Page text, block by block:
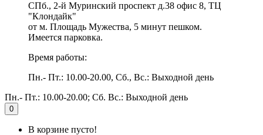
СПб., 2-й Муринский проспект д.38 офис 8, ТЦ
"Клондайк"
от м. Площадь Мужества, 5 минут пешком.
Имеется парковка.
Время работы:
Пн.- Пт.: 10.00-20.00, Сб., Вс.: Выходной день
Пн.- Пт.: 10.00-20.00; Сб. Вс.: Выходной день
0
В корзине пусто!